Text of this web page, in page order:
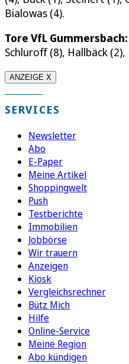
Bialowas (4).
Tore VfL Gummersbach:
Schluroff (8), Hallbäck
ANZEIGE X
SERVICES
Newsletter
Abo
E-Paper
Meine Artikel
Shoppingwelt
Push
Testberichte
Immobilien
Jobbörse
Wir trauern
Anzeigen
Kiosk
Vergleichsrechner
Bütz Mich
Hilfe
Online-Service
Meine Region
Abo kündigen